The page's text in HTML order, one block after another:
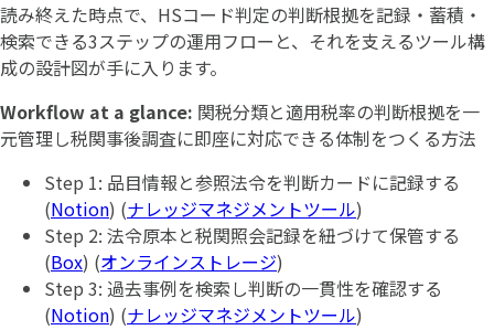
読み終えた時点で、HSコード判定の判断根拠を記録・蓄積・
検索できる3ステップの運用フローと、それを支えるツール構
成の設計図が手に入ります。
Workflow at a glance: 関税分類と適用税率の判断根拠を一
元管理し税関事後調査に即座に対応できる体制をつくる方法
Step 1: 品目情報と参照法令を判断カードに記録する
(Notion) (ナレッジマネジメントツール)
Step 2: 法令原本と税関照会記録を紐づけて保管する
(Box) (オンラインストレージ)
Step 3: 過去事例を検索し判断の一貫性を確認する
(Notion) (ナレッジマネジメントツール)